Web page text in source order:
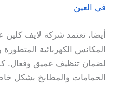
في العين
أيضا، تعتمد شركة لايف
المكانس الكهربائية
لضمان تنظيف عميق وفعال.
الحمامات والمطابخ بشكل